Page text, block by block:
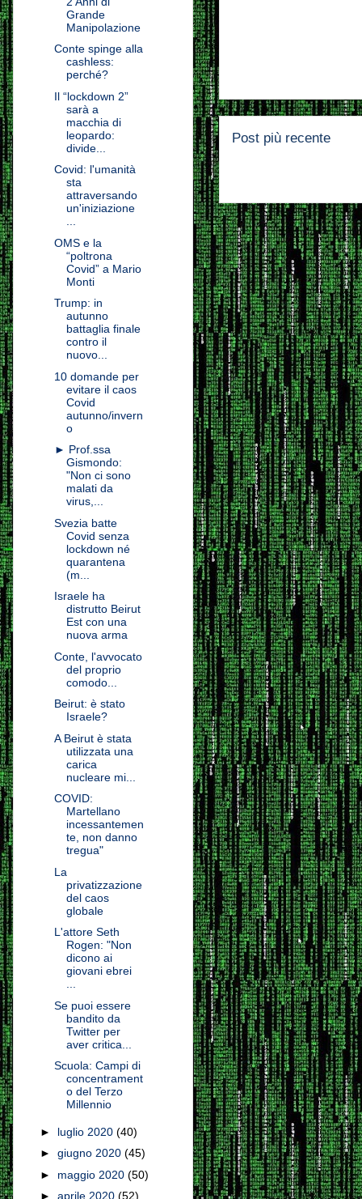
Post più recente
Grande
Manipolazione
Conte spinge alla
cashless:
perché?
Il “lockdown 2”
sarà a
macchia di
leopardo:
divide...
Covid: l'umanità
sta
attraversando
un'iniziazione
...
OMS e la
“poltrona
Covid” a Mario
Monti
Trump: in
autunno
battaglia finale
contro il
nuovo...
10 domande per
evitare il caos
Covid
autunno/invern
o
► Prof.ssa
Gismondo:
"Non ci sono
malati da
virus,...
Svezia batte
Covid senza
lockdown né
quarantena
(m...
Israele ha
distrutto Beirut
Est con una
nuova arma
Conte, l'avvocato
del proprio
comodo...
Beirut: è stato
Israele?
A Beirut è stata
utilizzata una
carica
nucleare mi...
COVID:
Martellano
incessantemen
te, non danno
tregua"
La
privatizzazione
del caos
globale
L'attore Seth
Rogen: "Non
dicono ai
giovani ebrei
...
Se puoi essere
bandito da
Twitter per
aver critica...
Scuola: Campi di
concentrament
o del Terzo
Millennio
► luglio 2020 (40)
► giugno 2020 (45)
► maggio 2020 (50)
► aprile 2020 (52)